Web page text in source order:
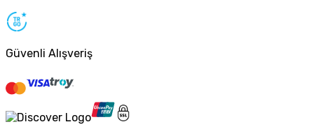
Güvenli Alışveriş